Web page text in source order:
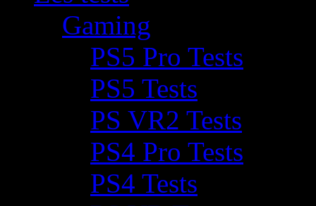
Gaming
PS5 Pro Tests
PS5 Tests
PS VR2 Tests
PS4 Pro Tests
PS4 Tests